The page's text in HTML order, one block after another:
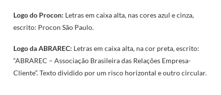
Logo do Procon: Letras em caixa alta, nas cores azul e cinza,
escrito: Procon São Paulo.
Logo da ABRAREC: Letras em caixa alta, na cor preta, escrito:
“ABRAREC – Associação Brasileira das Relações Empresa-
Cliente”. Texto dividido por um risco horizontal e outro circular.